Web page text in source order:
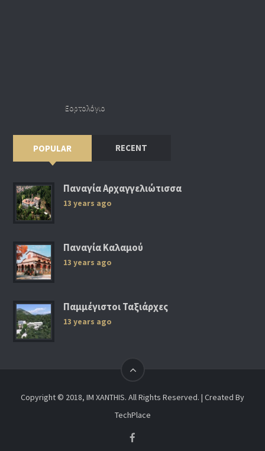
Εορτολόγιο
POPULAR RECENT
Παναγία Αρχαγγελιώτισσα
13 years ago
Παναγία Καλαμού
13 years ago
Παμμέγιστοι Ταξιάρχες
13 years ago
Copyright © 2018, IM XANTHIS. All Rights Reserved. | Created By
TechPlace